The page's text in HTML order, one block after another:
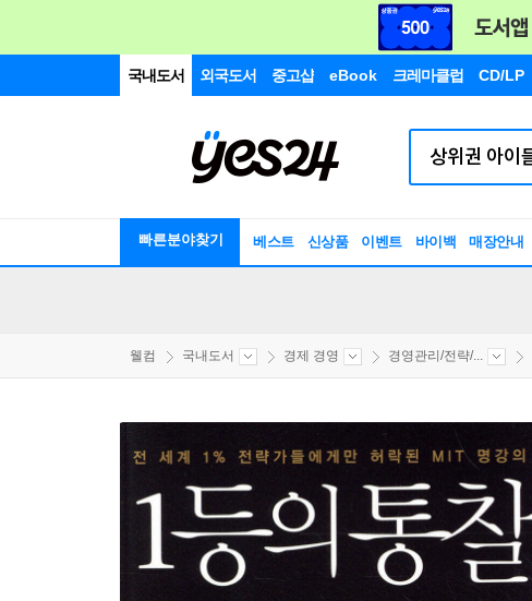
국내도서 외국도서 중고샵 eBook 크레마클럽 CD/LP
빠른분야찾기 베스트 신상품 이벤트 바이백 매장안내
웰컴 국내도서 경제 경영 경영관리/전략/...